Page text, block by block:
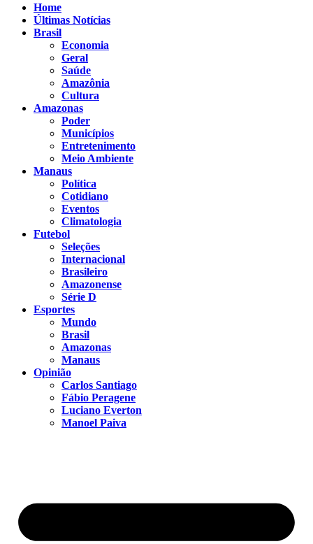
Home
Últimas Notícias
Brasil
Economia
Geral
Saúde
Amazônia
Cultura
Amazonas
Poder
Municípios
Entretenimento
Meio Ambiente
Manaus
Política
Cotidiano
Eventos
Climatologia
Futebol
Seleções
Internacional
Brasileiro
Amazonense
Série D
Esportes
Mundo
Brasil
Amazonas
Manaus
Opinião
Carlos Santiago
Fábio Peragene
Luciano Everton
Manoel Paiva